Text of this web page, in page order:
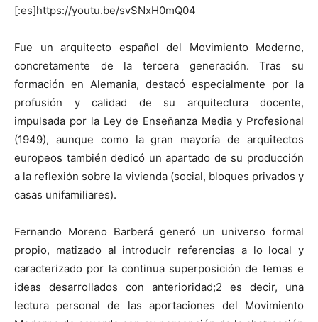
[:es]https://youtu.be/svSNxH0mQ04
Fue un arquitecto español del Movimiento Moderno,
concretamente de la tercera generación. Tras su
formación en Alemania, destacó especialmente por la
profusión y calidad de su arquitectura docente,
impulsada por la Ley de Enseñanza Media y Profesional
(1949), aunque como la gran mayoría de arquitectos
europeos también dedicó un apartado de su producción
a la reflexión sobre la vivienda (social, bloques privados y
casas unifamiliares).
Fernando Moreno Barberá generó un universo formal
propio, matizado al introducir referencias a lo local y
caracterizado por la continua superposición de temas e
ideas desarrollados con anterioridad;2 es decir, una
lectura personal de las aportaciones del Movimiento